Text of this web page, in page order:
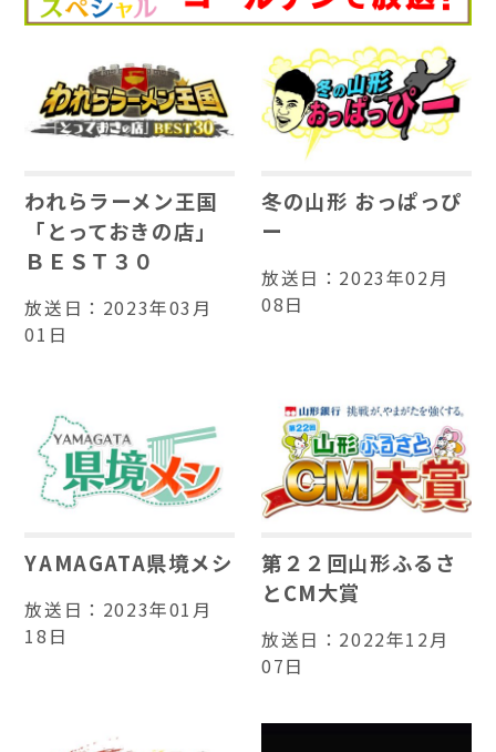
われらラーメン王国
「とっておきの店」
ＢＥＳＴ３０
放送日： 2023年03月
01日
冬の山形 おっぱっぴ
ー
放送日： 2023年02月
08日
YAMAGATA県境メシ
放送日： 2023年01月
18日
第２２回山形ふるさ
とCM大賞
放送日： 2022年12月
07日